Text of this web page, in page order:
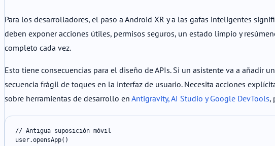
Para los desarrolladores, el paso a Android XR y a las gafas inteligentes
deben exponer acciones útiles, permisos seguros, un estado limpio y
completo cada vez.
Esto tiene consecuencias para el diseño de APIs. Si un asistente va a
secuencia frágil de toques en la interfaz de usuario. Necesita acciones
sobre herramientas de desarrollo en Antigravity, AI Studio y Google DevTools,
// Antigua suposición móvil
user.opensApp()